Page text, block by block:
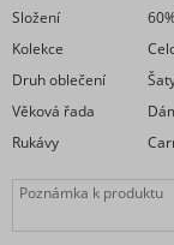
Šaty
Šaty
Šaty
Šaty
Šaty riflové
Šaty
Šaty
Složení
Kolekce
Druh oblečení
Věková řada
Rukávy